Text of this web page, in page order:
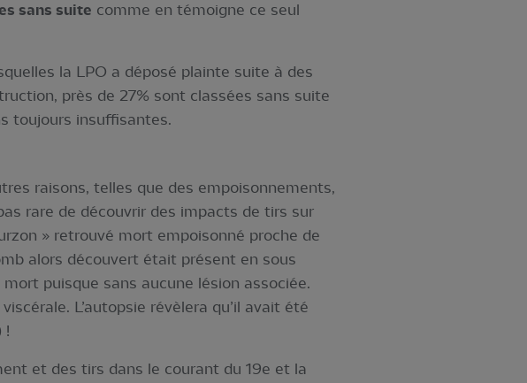
sans suite comme en témoigne ce seul
la LPO a déposé plainte suite à des
près de 27% sont classées sans suite
toujours insuffisantes.
raisons, telles que des empoisonnements,
rare de découvrir des impacts de tirs sur
» retrouvé mort empoisonné proche de
alors découvert était présent en sous
puisque sans aucune lésion associée.
L’autopsie révèlera qu’il avait été
!
et des tirs dans le courant du 19e et la